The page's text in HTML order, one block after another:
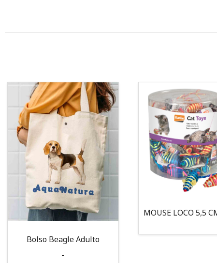
Bolso Beagle Adulto
-